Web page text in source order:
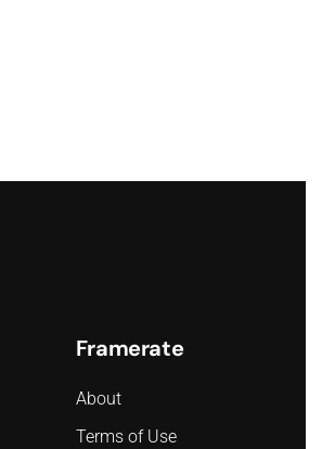
Framerate
About
Terms of Use